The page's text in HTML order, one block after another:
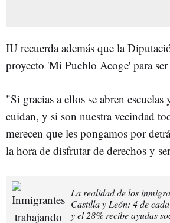
IU recuerda además que la
proyecto 'Mi Pueblo Acoge' para
"Si gracias a ellos se abren escuelas
cuidan, y si son nuestra vecindad
merecen que les pongamos por
la hora de disfrutar de derechos y
La realidad de los
Castilla y León: 4 de
y el 28% recibe ayudas